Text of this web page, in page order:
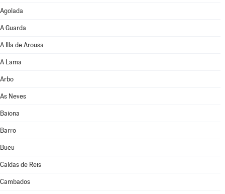
Agolada
A Guarda
A Illa de Arousa
A Lama
Arbo
As Neves
Baiona
Barro
Bueu
Caldas de Reis
Cambados